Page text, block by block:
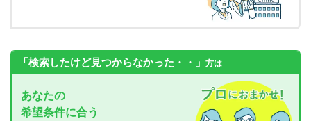
「検索したけど見つからなかった・・」 方は
あなたの
希望条件に合う